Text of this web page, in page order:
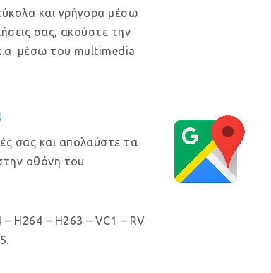
και γρήγορα μέσω
σας, ακούστε την
μέσω του multimedia
σας και απολαύστε τα
οθόνη του
H264 – H263 – VC1 – RV